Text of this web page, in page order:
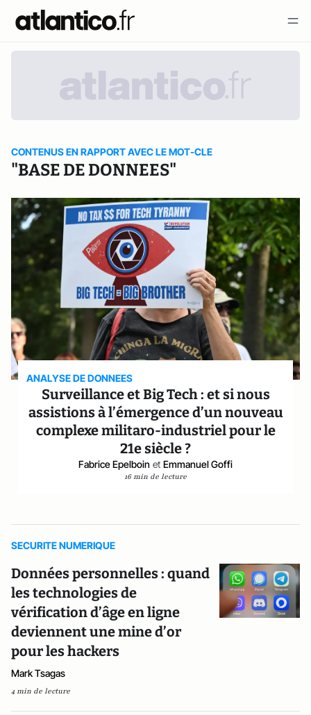
CONTENUS EN RAPPORT AVEC LE MOT-CLE
"BASE DE DONNEES"
ANALYSE DE DONNEES
Surveillance et Big Tech : et si nous
assistions à l’émergence d’un nouveau
complexe militaro-industriel pour le
21e siècle ?
Fabrice Epelboin et Emmanuel Goffi
16 min de lecture
SECURITE NUMERIQUE
Données personnelles : quand
les technologies de
vérification d’âge en ligne
deviennent une mine d’or
pour les hackers
Mark Tsagas
4 min de lecture